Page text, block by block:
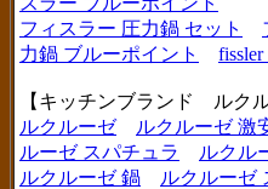
フィスラー 圧力鍋 セット
力鍋 ブルーポイント
【キッチンブランド ルクル
ルクルーゼ
ルクルーゼ 激
ルーゼ スパチュラ
ルクル
ルクルーゼ 鍋
ルクルーゼ